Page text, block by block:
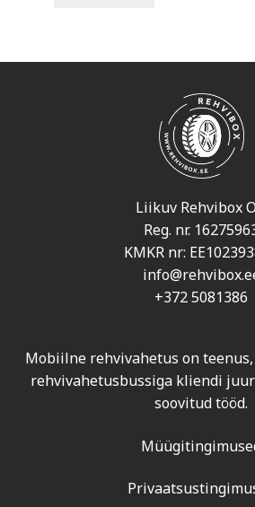
Liikuv Rehvibox
Reg. nr.
KMKR nr:
+372 5081386
Mobiilne rehvivahetus on
rehvivahetusbussiga kliendi
soovitud tööd.